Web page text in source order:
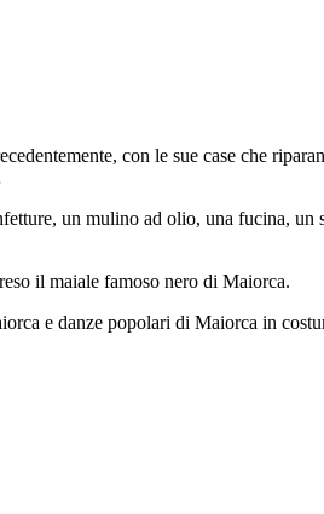
con le sue case che
un mulino ad olio, una fucina, un
il maiale famoso nero di Maiorca.
e danze popolari di Maiorca in